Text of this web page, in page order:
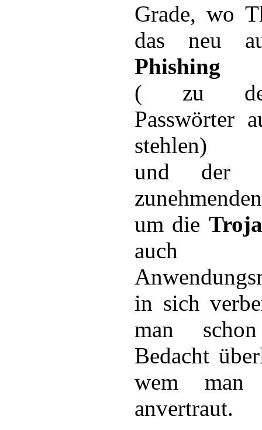
Grade, wo
das neu
Phishing
( zu
Passwörter
stehlen)
und der
um die
auch
in sich
man
Bedacht
wem man
anvertraut.